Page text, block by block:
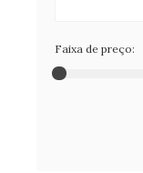
Faixa de preço: